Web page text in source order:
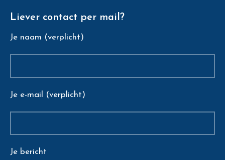
Liever contact per mail?
Je naam (verplicht)
Je e-mail (verplicht)
Je bericht